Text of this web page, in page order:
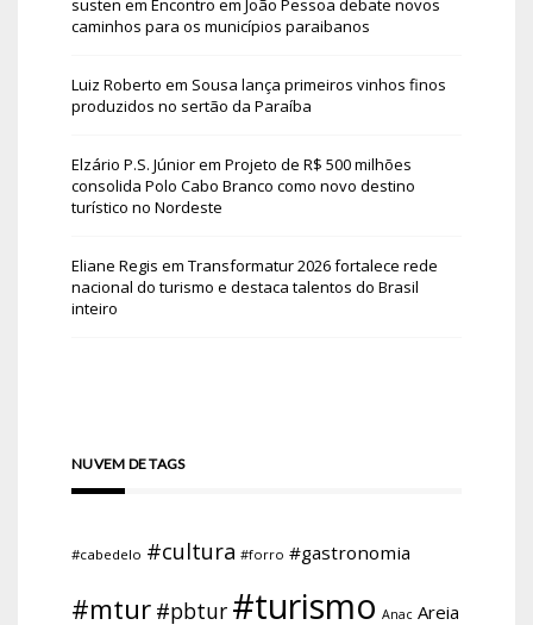
susten em Encontro em João Pessoa debate novos
caminhos para os municípios paraibanos
Luiz Roberto em Sousa lança primeiros vinhos finos
produzidos no sertão da Paraíba
Elzário P.S. Júniorem Projeto de R$ 500 milhões
consolida Polo Cabo Branco como novo destino
turístico no Nordeste
Eliane Regis em Transformatur 2026 fortalece rede
nacional do turismo e destaca talentos do Brasil
inteiro
NUVEM DE TAGS
#cabedelo #cultura #forro #gastronomia
#mtur #pbtur #turismo Anac Areia